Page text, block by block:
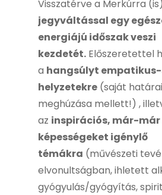
Visszatérve a Merkúrra
jegyváltással egy
energiájú időszak veszi
kezdetét. Előszeretettel
a hangsúlyt
helyzetekre (saját
meghúzása mellett!) ,
az inspirációs, már-
képességeket igénylő
témákra (művészeti
elvonultságban, ihletett
gyógyulás/gyógyítás,